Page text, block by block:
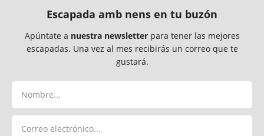
Escapada amb nens en tu buzón
Apúntate a nuestra newsletterpara tener las mejores
escapadas. Una vez al mes recibirás un correo que te
gustará.